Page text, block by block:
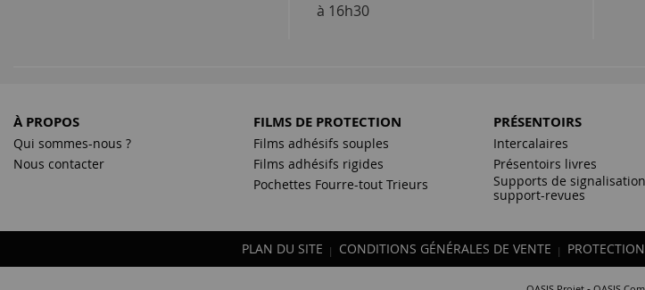
à 16h30
À PROPOS
Qui sommes-nous ?
Nous contacter
FILMS DE PROTECTION
Films adhésifs souples
Films adhésifs rigides
Pochettes Fourre-tout Trieurs
PRÉSENTOIRS
Intercalaires
Présentoirs livres
Supports de
support-revues
PLAN DU SITE | CONDITIONS GÉNÉRALES DE VENTE |